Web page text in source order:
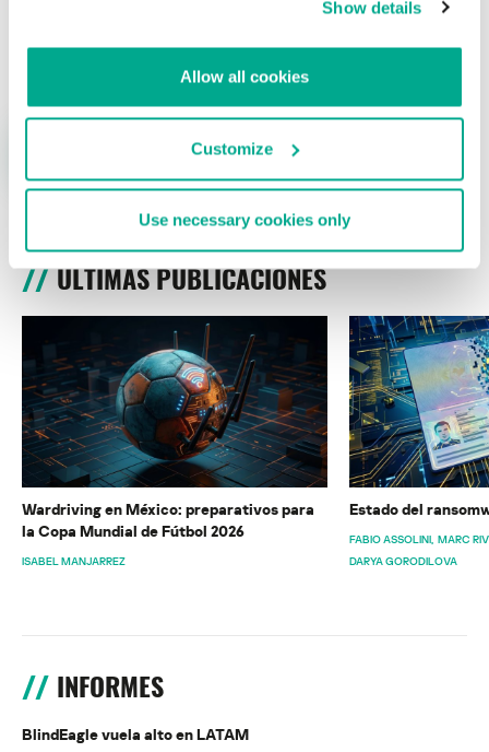
Show details
Allow all cookies
Customize
Use necessary cookies only
ÚLTIMAS PUBLICACIONES
Wardriving en México: preparativos para
la Copa Mundial de Fútbol 2026
ISABEL MANJARREZ
Estado del
FABIO ASSOLINI MARC
DARYA GORODILOVA
INFORMES
BlindEagle vuela alto en LATAM